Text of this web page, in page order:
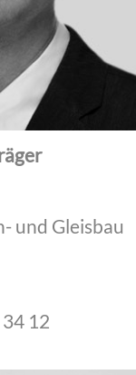
und Gleisbau
12